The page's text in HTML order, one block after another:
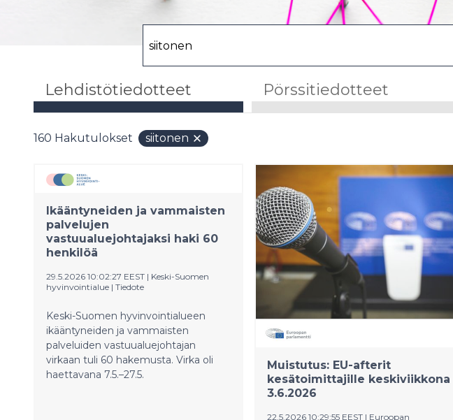
Lehdistötiedotteet Pörssitiedotteet
160 Hakutulokset siitonen
Ikääntyneiden ja vammaisten
palvelujen
vastuualuejohtajaksi haki 60
henkilöä
29.5.2026 10:02:27 EEST | Keski-Suomen
hyvinvointialue | Tiedote
Keski-Suomen hyvinvointialueen
ikääntyneiden ja vammaisten
palveluiden vastuualuejohtajan
virkaan tuli 60 hakemusta. Virka oli
haettavana 7.5.–27.5.
Muistutus: EU-afterit
kesätoimittajille keskiviikkona
3.6.2026
22.5.2026 10:29:55 EEST | Euroopan